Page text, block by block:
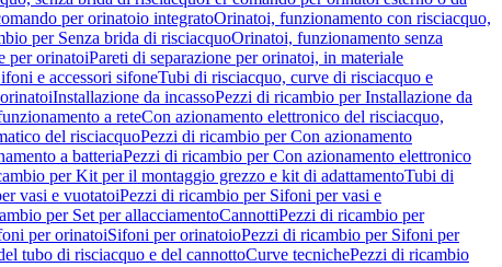
per orinatoio integratoOrinatoi, funzionamento con risciacquo,
per Senza brida di risciacquoOrinatoi, funzionamento senza
per orinatoiPareti di separazione per orinatoi, in materiale
e accessori sifoneTubi di risciacquo, curve di risciacquo e
Installazione da incassoPezzi di ricambio per Installazione da
a reteCon azionamento elettronico del risciacquo,
del risciacquoPezzi di ricambio per Con azionamento
a batteriaPezzi di ricambio per Con azionamento elettronico
per Kit per il montaggio grezzo e kit di adattamentoTubi di
vasi e vuotatoiPezzi di ricambio per Sifoni per vasi e
per Set per allacciamentoCannottiPezzi di ricambio per
per orinatoiSifoni per orinatoioPezzi di ricambio per Sifoni per
tubo di risciacquo e del cannottoCurve tecnichePezzi di ricambio